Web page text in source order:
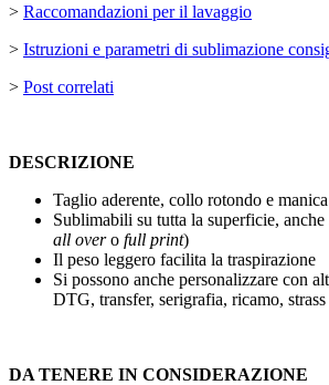
> Raccomandazioni per il lavaggio
> Istruzioni e parametri di sublimazione
> Post correlati
DESCRIZIONE
Taglio aderente, collo rotondo e
Sublimabili su tutta la superficie,
all overo full print)
Il peso leggero facilita la traspirazione
Si possono anche personalizzare con
DTG, transfer, serigrafia, ricamo, strass
DA TENERE IN CONSIDERAZIONE